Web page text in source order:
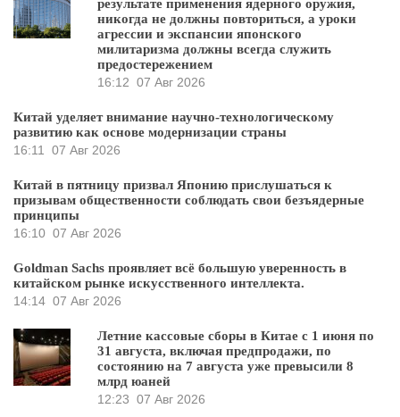
результате применения ядерного оружия,
никогда не должны повториться, а уроки
агрессии и экспансии японского
милитаризма должны всегда служить
предостережением
16:12 07 Авг 2026
Китай уделяет внимание научно-технологическому
развитию как основе модернизации страны
16:11
07 Авг 2026
Китай в пятницу призвал Японию прислушаться к
призывам общественности соблюдать свои безъядерные
принципы
16:10 07 Авг 2026
Goldman Sachs проявляет всё большую уверенность в
китайском рынке искусственного интеллекта.
14:14 07 Авг 2026
Летние кассовые сборы в Китае с 1 июня по
31 августа, включая предпродажи, по
состоянию на 7 августа уже превысили 8
млрд юаней
12:23 07 Авг 2026